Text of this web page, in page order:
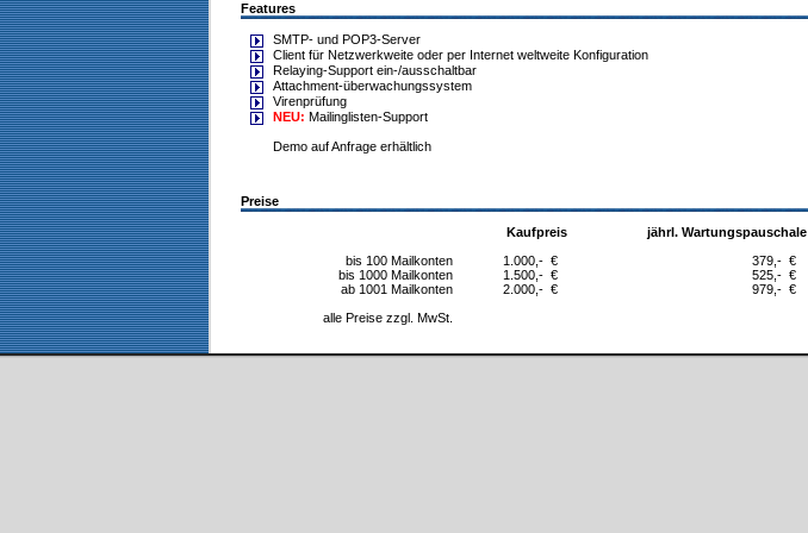
Features
SMTP- und POP3-Server
Client für Netzwerkweite oder per Internet weltweite Konfiguration
Relaying-Support ein-/ausschaltbar
Attachment-überwachungssystem
Virenprüfung
NEU: Mailinglisten-Support
Demo auf Anfrage erhältlich
Preise
Kaufpreis
jährl. Wartungspauschale
bis 100 Mailkonten
1.000,- € 379,- €
bis 1000 Mailkonten
1.500,- € 525,- €
ab 1001 Mailkonten
2.000,- € 979,- €
alle Preise zzgl. MwSt.